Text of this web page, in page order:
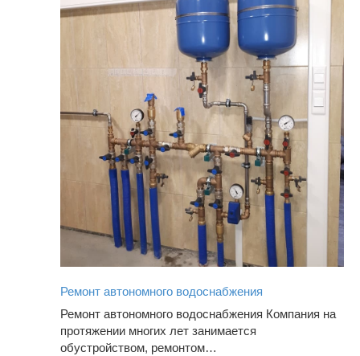
Ремонт автономного водоснабжения
Ремонт автономного водоснабжения Компания на
протяжении многих лет занимается
обустройством, ремонтом…